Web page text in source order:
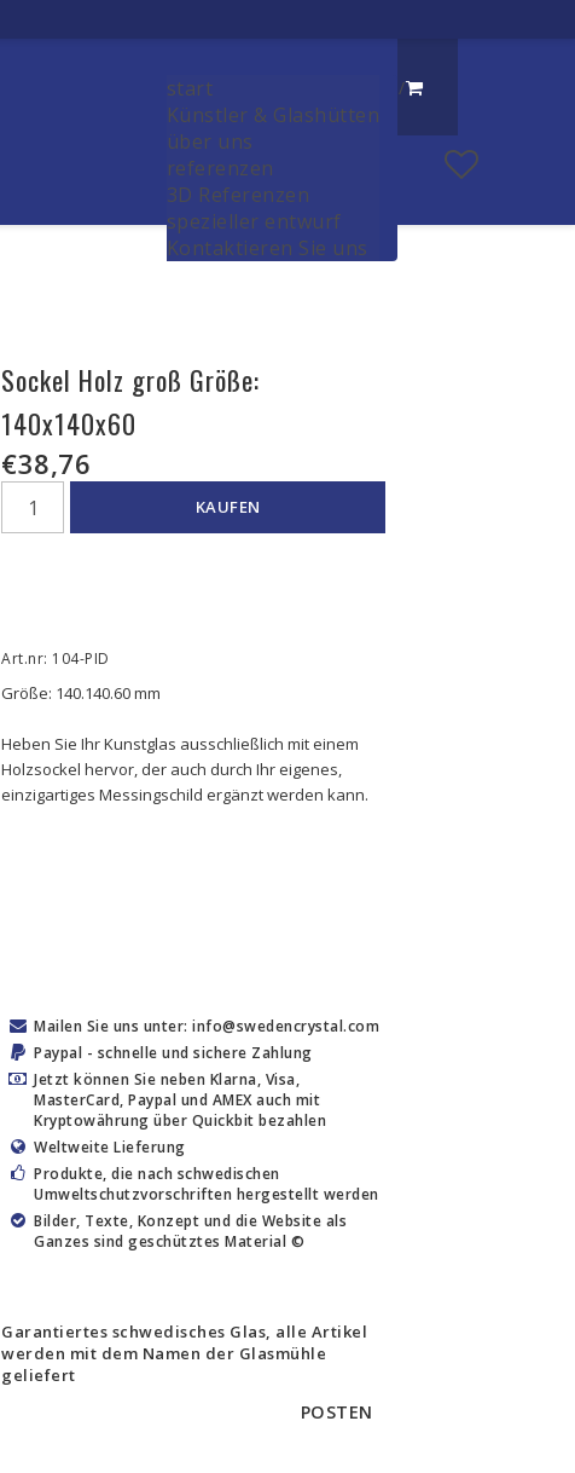
/
start
Künstler & Glashütten
über uns
referenzen
3D Referenzen
spezieller entwurf
Kontaktieren Sie uns
Sockel Holz groß Größe:
140x140x60
€38,76
KAUFEN
Art.nr: 104-PID
Größe: 140.140.60 mm
Heben Sie Ihr Kunstglas ausschließlich mit einem
Holzsockel hervor, der auch durch Ihr eigenes,
einzigartiges Messingschild ergänzt werden kann.
Mailen Sie uns unter: info@swedencrystal.com
Paypal - schnelle und sichere Zahlung
Jetzt können Sie neben Klarna, Visa,
MasterCard, Paypal und AMEX auch mit
Kryptowährung über Quickbit bezahlen
Weltweite Lieferung
Produkte, die nach schwedischen
Umweltschutzvorschriften hergestellt werden
Bilder, Texte, Konzept und die Website als
Ganzes sind geschütztes Material ©
Garantiertes schwedisches Glas, alle Artikel
werden mit dem Namen der Glasmühle
geliefert
POSTEN